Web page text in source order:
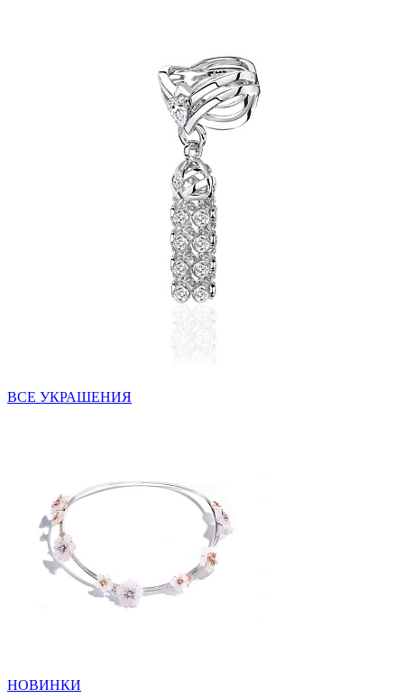
ВСЕ УКРАШЕНИЯ
НОВИНКИ